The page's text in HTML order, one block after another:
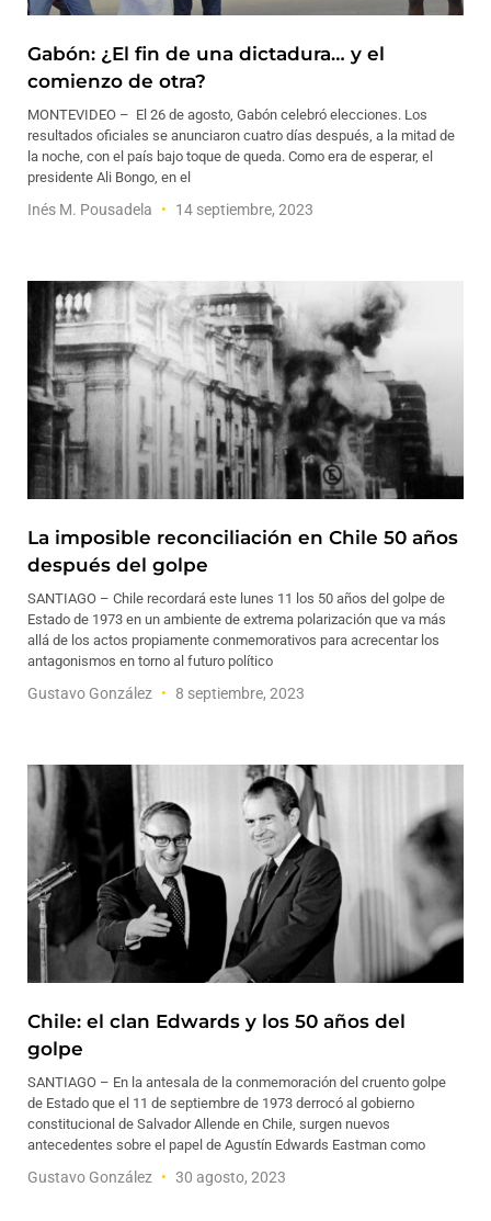
Gabón: ¿El fin de una dictadura… y el
comienzo de otra?
MONTEVIDEO – El 26 de agosto, Gabón celebró elecciones. Los
resultados oficiales se anunciaron cuatro días después, a la mitad de
la noche, con el país bajo toque de queda. Como era de esperar, el
presidente Ali Bongo, en el
Inés M. Pousadela 14 septiembre, 2023
La imposible reconciliación en Chile 50 años
después del golpe
SANTIAGO – Chile recordará este lunes 11 los 50 años del golpe de
Estado de 1973 en un ambiente de extrema polarización que va más
allá de los actos propiamente conmemorativos para acrecentar los
antagonismos en torno al futuro político
Gustavo González 8 septiembre, 2023
Chile: el clan Edwards y los 50 años del
golpe
SANTIAGO – En la antesala de la conmemoración del cruento golpe
de Estado que el 11 de septiembre de 1973 derrocó al gobierno
constitucional de Salvador Allende en Chile, surgen nuevos
antecedentes sobre el papel de Agustín Edwards Eastman como
Gustavo González 30 agosto, 2023